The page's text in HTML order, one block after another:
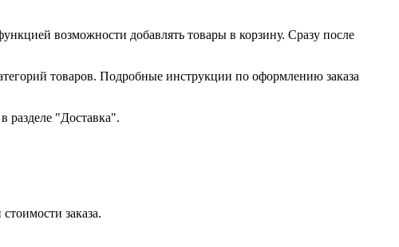
возможности добавлять товары в корзину. Сразу после
товаров. Подробные инструкции по оформлению заказа
разделе "Доставка".
заказа.